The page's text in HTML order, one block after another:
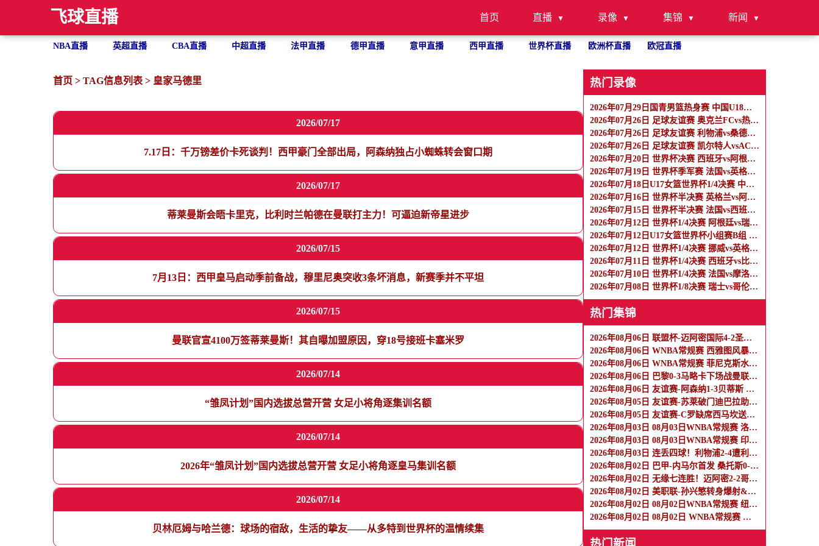
飞球直播 首页 直播 录像 集锦 新闻
NBA直播 英超直播 CBA直播 中超直播 法甲直播 德甲直播 意甲直播 西甲直播 世界杯直播 欧洲杯直播 欧冠直播
首页 > TAG信息列表 > 皇家马德里
2026/07/17
7.17日：千万镑差价卡死谈判！西甲豪门全部出局，阿森纳独占小蜘蛛转会窗口期
2026/07/17
蒂莱曼斯会晤卡里克，比利时兰帕德在曼联打主力！可逼迫新帝星进步
2026/07/15
7月13日：西甲皇马启动季前备战，穆里尼奥突收3条坏消息，新赛季并不平坦
2026/07/15
曼联官宣4100万签蒂莱曼斯！其自曝加盟原因，穿18号接班卡塞米罗
2026/07/14
“雏凤计划”国内选拔总营开营 女足小将角逐集训名额
2026/07/14
2026年“雏凤计划”国内选拔总营开营 女足小将角逐皇马集训名额
2026/07/14
贝林厄姆与哈兰德：球场的宿敌，生活的挚友——从多特到世界杯的温情续集
热门录像
2026年07月29日国青男篮热身赛 中国U18男篮 - 纽纳华丁闪电队 全场录像
2026年07月26日 足球友谊赛 奥克兰FCvs热刺 全场录像
2026年07月26日 足球友谊赛 利物浦vs桑德兰 全场录像
2026年07月26日 足球友谊赛 凯尔特人vsAC米兰 全场录像
2026年07月20日 世界杯决赛 西班牙vs阿根廷 全场录像
2026年07月19日 世界杯季军赛 法国vs英格兰 全场录像
2026年07月18日U17女篮世界杯1/4决赛 中国U17女篮 - 加拿大U17女篮 录像
2026年07月16日 世界杯半决赛 英格兰vs阿根廷 全场录像
2026年07月15日 世界杯半决赛 法国vs西班牙 全场录像
2026年07月12日 世界杯1/4决赛 阿根廷vs瑞士 全场录像
2026年07月12日U17女篮世界杯小组赛B组 墨西哥U17女篮 - 中国U17女篮 全场录像
2026年07月12日 世界杯1/4决赛 挪威vs英格兰 全场录像
2026年07月11日 世界杯1/4决赛 西班牙vs比利时 全场录像
2026年07月10日 世界杯1/4决赛 法国vs摩洛哥 全场录像
2026年07月08日 世界杯1/8决赛 瑞士vs哥伦比亚 全场录像
热门集锦
2026年08月06日 联盟杯-迈阿密国际4-2圣路易斯 梅西2射1传 阿伦助攻戴帽
2026年08月06日 WNBA常规赛 西雅图风暴 86 - 92 纽约自由人 全场集锦
2026年08月06日 WNBA常规赛 菲尼克斯水星 82 - 96 亚特兰大梦想 全场集锦
2026年08月06日 巴黎0-3马略卡下场战曼联 巴黎全场控球近6成+8射3正未果
2026年08月06日 友谊赛-阿森纳1-3贝蒂斯 因卡皮耶破门难救主 福纳尔斯1射2传
2026年08月05日 友谊赛-苏莱破门迪巴拉助攻 罗马4-1纽波特郡
2026年08月05日 友谊赛-C罗缺席西马坎送点 胜利0-2不敌阿尔梅里亚
2026年08月03日 08月03日WNBA常规赛 洛杉矶火花106-101波特兰火焰 全场集锦
2026年08月03日 08月03日WNBA常规赛 印第安纳狂热100-108明尼苏达山猫 全场集锦
2026年08月03日 连丢四球！利物浦2-4遭利兹联逆转 维尔茨钱伯斯破门凯尔凯兹失误
2026年08月02日 巴甲-内马尔首发 桑托斯0-0瑞模贝雷
2026年08月02日 无缘七连胜！迈阿密2-2哥伦布 苏牙传射卡塞米罗乌龙梅西替补登场
2026年08月02日 美职联-孙兴慜转身爆射&穆勒点射破门 温哥华白浪1-1洛杉矶
2026年08月02日 08月02日WNBA常规赛 纽约自由人94-92菲尼克斯水星 全场集锦
2026年08月02日 08月02日 WNBA常规赛 拉斯维加斯王牌83-84芝加哥天空 全场集锦
热门新闻